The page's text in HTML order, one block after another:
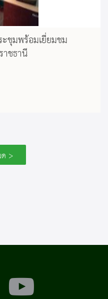
ชุมพร้อมเยี่ยมชม
ชธานี
>